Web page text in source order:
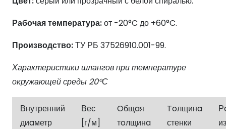
Рабочая температура:от -20°C до +60°C.
Производство:ТУ РБ 37526910.001-99.
Характеристики шлангов при температуре
окружающей среды 20°С
Внутренний
диaметр
Вес
[г/м]
Oбщaя
тoлщинa
Toлщинa
стенки